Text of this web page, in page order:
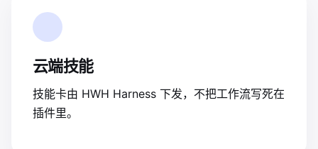
云端技能
技能卡由 HWH Harness 下发，不把工作流写死在
插件里。